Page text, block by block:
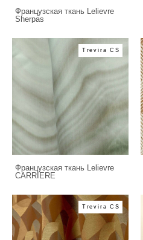
Французская ткань Lelievre
Sherpas
Trevira CS
Французская ткань Lelievre
CARRIERE
Trevira CS